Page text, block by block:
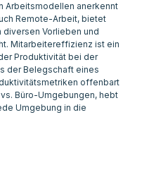
Arbeitsmodellen anerkennt
Remote-Arbeit, bietet
Vorlieben und
Mitarbeitereffizienz ist ein
Produktivität bei der
der Belegschaft eines
offenbart
Büro-Umgebungen, hebt
Umgebung in die